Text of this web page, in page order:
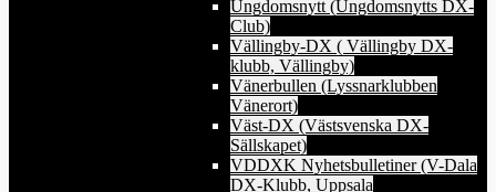
Ungdomsnytt (Ungdomsnytts DX-
Club)
Vällingby-DX ( Vällingby DX-
klubb, Vällingby)
Vänerbullen (Lyssnarklubben
Vänerort)
Väst-DX (Västsvenska DX-
Sällskapet)
VDDXK Nyhetsbulletiner (V-Dala
DX-Klubb, Uppsala